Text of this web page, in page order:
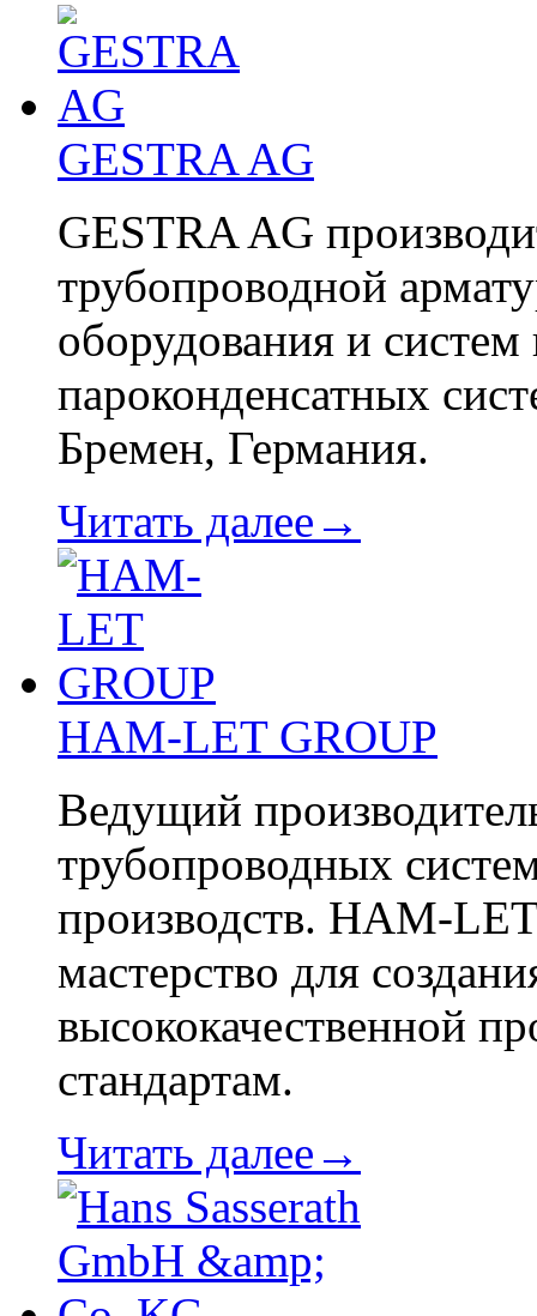
GESTRA AG
GESTRA AG
трубопроводной
оборудования и систем
пароконденсатных
Бремен, Германия.
Читать далее→
HAM-LET GROUP
Ведущий
трубопроводных
производств. HAM-
мастерство для
высококачественной
стандартам.
Читать далее→